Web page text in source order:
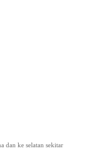
dan ke selatan sekitar